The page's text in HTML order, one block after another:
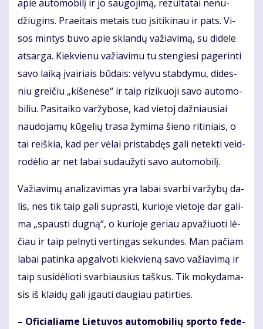
apie au­to­mo­bi­lį ir jo sau­go­ji­mą, re­zul­ta­tai ne­nu­
džiu­gins. Pra­ei­tais me­tais tuo įsi­ti­ki­nau ir pats. Vi­
sos min­tys bu­vo apie sklan­dų va­žia­vi­mą, su di­de­le
at­sar­ga. Kiek­vie­nu va­žia­vi­mu tu sten­gie­si pa­ge­rin­ti
sa­vo lai­ką įvai­riais bū­dais: vė­ly­vu stab­dy­mu, di­des­
niu grei­čiu „ki­še­nė­se“ ir taip ri­zi­kuo­ji sa­vo au­to­mo­
bi­liu. Pa­si­tai­ko var­žy­bo­se, kad vie­toj daž­niau­siai
nau­do­ja­mų kū­ge­lių tra­sa žy­mi­ma šie­no ri­ti­niais, o
tai reiš­kia, kad per vė­lai pri­stab­dęs ga­li ne­tek­ti veid­
ro­dė­lio ar net la­bai su­dau­žy­ti sa­vo au­to­mo­bi­lį.
Va­žia­vi­mų ana­li­za­vi­mas yra la­bai svar­bi var­žy­bų da­
lis, nes tik taip ga­li su­pras­ti, ku­rio­je vie­to­je dar ga­li­
ma „spaus­ti dug­ną“, o ku­rio­je ge­riau ap­va­žiuo­ti lė­
čiau ir taip pel­ny­ti ver­tin­gas se­kun­des. Man pa­čiam
la­bai pa­tin­ka ap­gal­vo­ti kiek­vie­ną sa­vo va­žia­vi­mą ir
taip su­si­dė­lio­ti svar­biau­sius taš­kus. Tik mo­ky­da­ma­
sis iš klai­dų ga­li įgau­ti dau­giau pa­tir­ties.
– Ofi­cia­lia­me Lie­tu­vos au­to­mo­bi­lių spor­to fe­de­